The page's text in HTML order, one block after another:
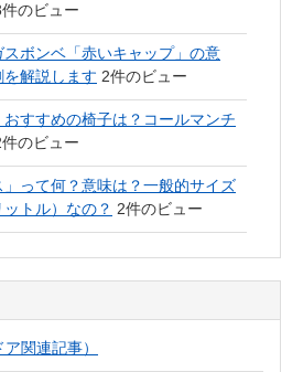
のビュー
ボンベ「赤いキャップ」の意
解説します 2件のビュー
おすすめの椅子は？コールマンチ
件のビュー
って何？意味は？一般的サイズ
トル）なの？ 2件のビュー
関連記事）